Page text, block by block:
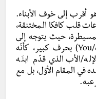
أقرب إلى خوف الأبناء.
قلب كافكا المختنقة،
حيث يتوجه إلى
والده مخاطبـًا باستخدام الضمير (أنتَ/You) بحرف كبير، كأنّه
الأب الذي قدّم ابنَه
في المقام الأوّل، بل مع